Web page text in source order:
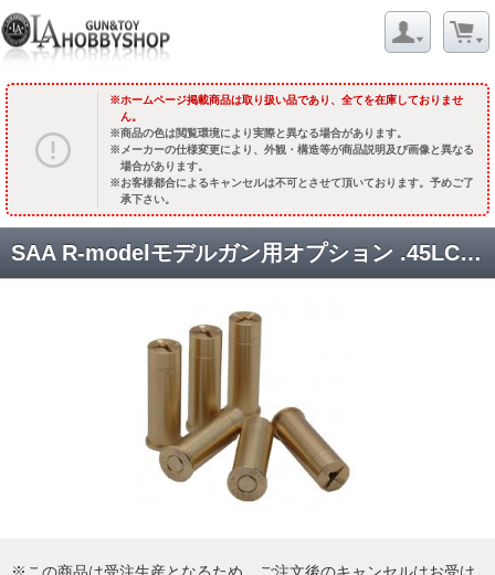
ホームページ掲載商品は取り扱い品であり、全てを在庫しておりませ
ん。
商品の色は閲覧環境により実際と異なる場合があります。
メーカーの仕様変更により、外観・構造等が商品説明及び画像と異なる
場合があります。
お客様都合によるキャンセルは不可とさせて頂いております。予めご了
承下さい。
SAA R-modelモデルガン用オプション .45LC 【Wキャップ】全真鍮カートリッジ(6発入) [11月中旬発売.予約終了] ※キャンセル不可